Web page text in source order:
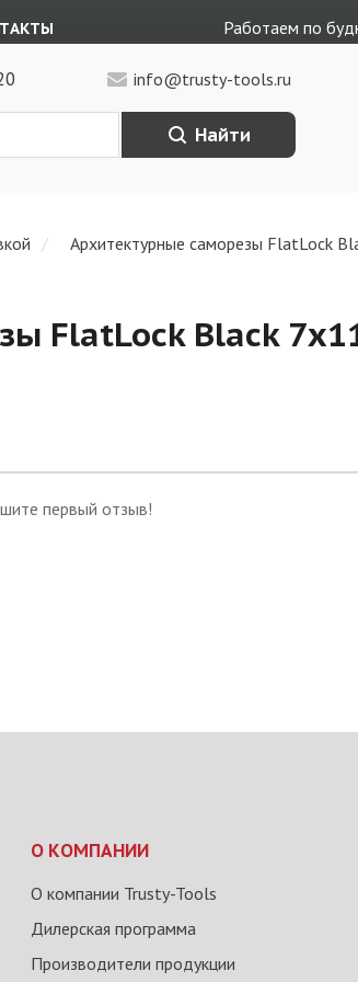
Работаем по
info@trusty-tools.ru
Найти
Архитектурные саморезы FlatLock
FlatLock Black
первый отзыв!
О КОМПАНИИ
О компании Trusty-Tools
Дилерская программа
Производители продукции